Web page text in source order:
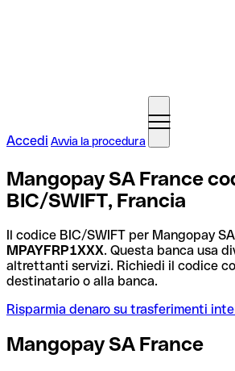
Accedi Avvia la procedura
Mangopay SA France
BIC/SWIFT, Francia
Il codice BIC/SWIFT per Mangopay
MPAYFRP1XXX. Questa banca usa
altrettanti servizi. Richiedi il codice
destinatario o alla banca.
Risparmia denaro su trasferimenti
Mangopay SA France